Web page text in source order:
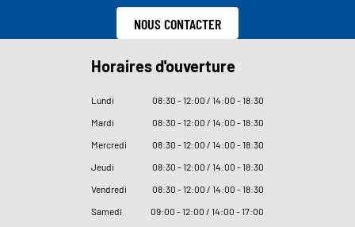
NOUS CONTACTER
Horaires d'ouverture
Lundi 08:30 - 12:00 / 14:00 - 18:30
Mardi
08:30 - 12:00 / 14:00 - 18:30
Mercredi
08:30 - 12:00 / 14:00 - 18:30
Jeudi
08:30 - 12:00 / 14:00 - 18:30
Vendredi
08:30 - 12:00 / 14:00 - 18:30
Samedi
09:00 - 12:00 / 14:00 - 17:00